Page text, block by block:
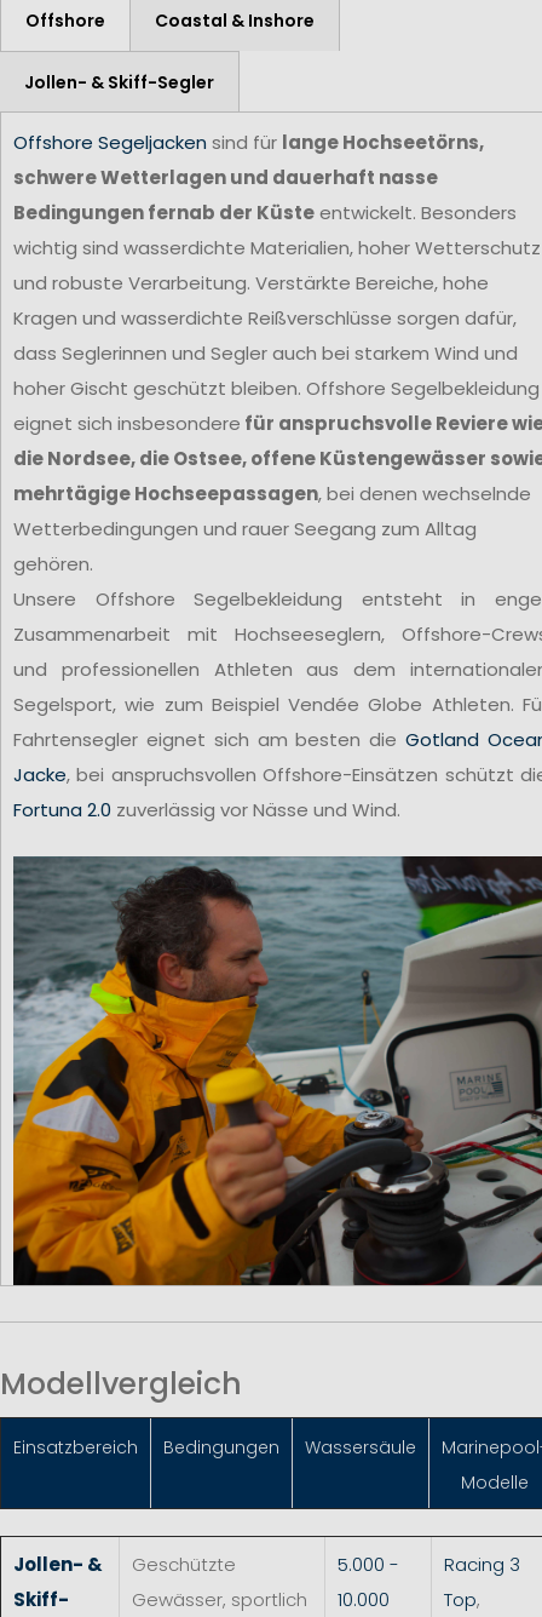
Offshore Coastal & Inshore
Jollen- & Skiff-Segler
Offshore Segeljacken sind für lange Hochseetörns,
schwere Wetterlagen und dauerhaft nasse
Bedingungen fernab der Küsteentwickelt. Besonders
wichtig sind wasserdichte Materialien, hoher Wetterschutz
und robuste Verarbeitung. Verstärkte Bereiche, hohe
Kragen und wasserdichte Reißverschlüsse sorgen dafür,
dass Seglerinnen und Segler auch bei starkem Wind und
hoher Gischt geschützt bleiben. Offshore Segelbekleidung
eignet sich insbesondere für anspruchsvolle Reviere
die Nordsee, die Ostsee, offene Küstengewässer
mehrtägige Hochseepassagen, bei denen wechselnde
Wetterbedingungen und rauer Seegang zum Alltag
gehören.
Unsere Offshore Segelbekleidung entsteht in
Zusammenarbeit mit Hochseeseglern, Offshore-
und professionellen Athleten aus dem
Segelsport, wie zum Beispiel Vendée Globe Athleten.
Fahrtensegler eignet sich am besten dieGotland
Jacke, bei anspruchsvollen Offshore-Einsätzen schützt
Fortuna 2.0 zuverlässig vor Nässe und Wind.
Modellvergleich
Einsatzbereich Bedingungen Wassersäule
Modelle
Jollen- &
Skiff-
Geschützte
Gewässer, sportlich
5.000 -
10.000
Racing 3
Top,